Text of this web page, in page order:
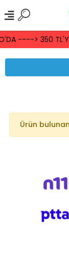
----> 350
Ürün